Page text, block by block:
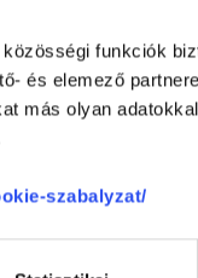
funkciók
és elemező
más olyan
szabalyzat/